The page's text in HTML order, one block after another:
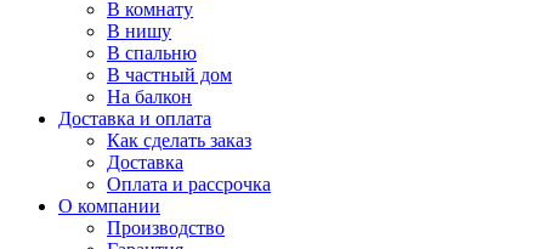
В комнату
В нишу
В спальню
В частный дом
На балкон
Доставка и оплата
Как сделать заказ
Доставка
Оплата и рассрочка
О компании
Производство